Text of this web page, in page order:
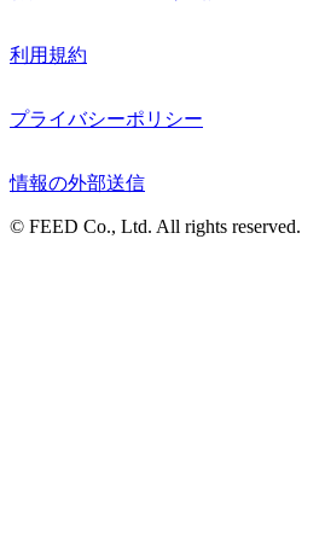
利用規約
プライバシーポリシー
情報の外部送信
© FEED Co., Ltd. All rights reserved.